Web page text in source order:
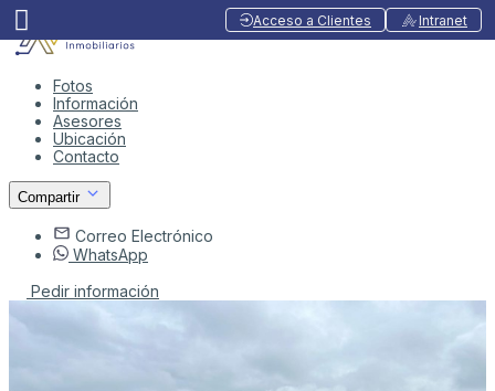
Acceso a Clientes Intranet
Fotos
Información
Asesores
Ubicación
Contacto
Compartir
Correo Electrónico
WhatsApp
Pedir información